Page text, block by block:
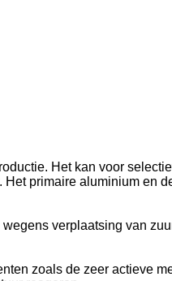
Het kan voor
primaire aluminium en
verplaatsing van
zoals de zeer actieve